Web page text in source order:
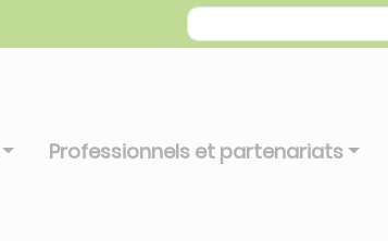
Professionnels et partenariats